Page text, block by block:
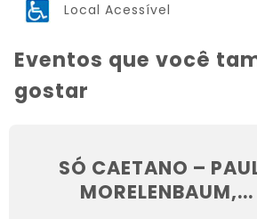
Local Acessível
Eventos que você
gostar
SÓ CAETANO –
MORELENBAUM,...